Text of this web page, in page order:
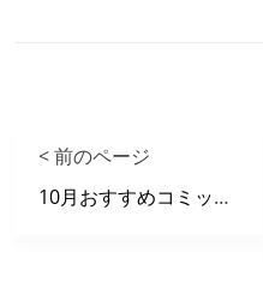
< 前のページ
10月おすすめコミックリスト